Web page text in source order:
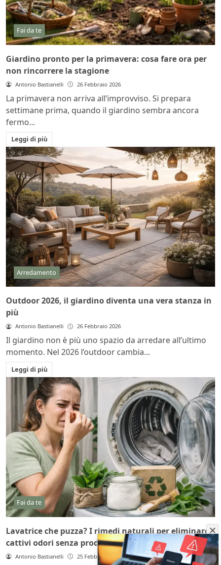
Fai da te
Giardino pronto per la primavera: cosa fare ora per
non rincorrere la stagione
Antonio Bastianelli 26 Febbraio 2026
La primavera non arriva all’improvviso. Si prepara
settimane prima, quando il giardino sembra ancora
fermo...
Leggi di più
Arredamento
Outdoor 2026, il giardino diventa una vera stanza in
più
Antonio Bastianelli 26 Febbraio 2026
Il giardino non è più uno spazio da arredare all’ultimo
momento. Nel 2026 l’outdoor cambia...
Leggi di più
Fai da te
Lavatrice che puzza? I rimedi naturali per eliminare i
cattivi odori senza prodotti chimici
Antonio Bastianelli 25 Febbraio 2026